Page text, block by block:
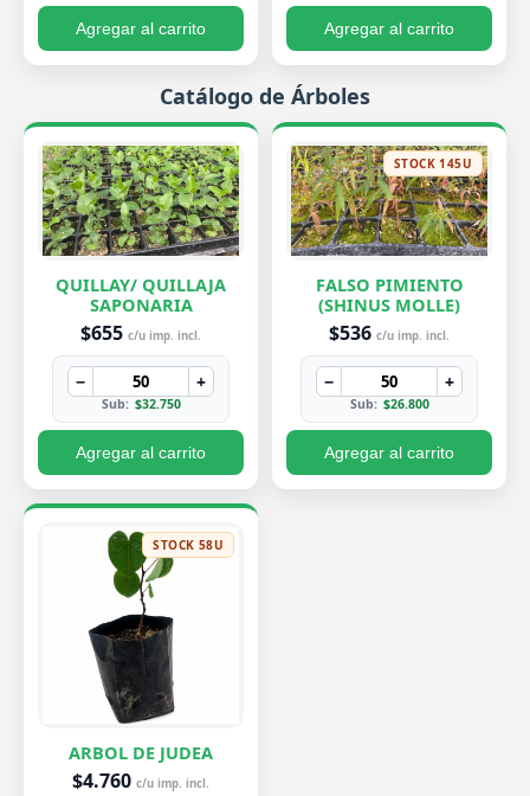
Agregar al carrito Agregar al carrito
Catálogo de Árboles
QUILLAY/ QUILLAJA
SAPONARIA
$655 c/u imp. incl.
− +
Sub: $32.750
Agregar al carrito
STOCK 145U
FALSO PIMIENTO
(SHINUS MOLLE)
$536 c/u imp. incl.
− +
Sub: $26.800
Agregar al carrito
STOCK 58U
ARBOL DE JUDEA
$4.760 c/u imp. incl.